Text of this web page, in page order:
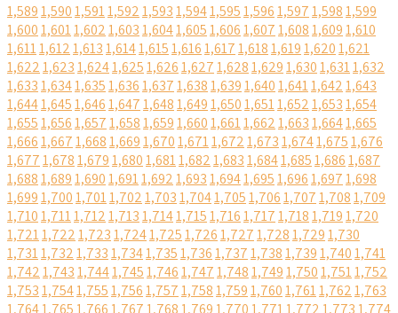
1,5891,5901,5911,5921,5931,5941,5951,5961,5971,5981,599
1,6001,6011,6021,6031,6041,6051,6061,6071,6081,6091,610
1,6111,6121,6131,6141,6151,6161,6171,6181,6191,6201,621
1,6221,6231,6241,6251,6261,6271,6281,6291,6301,6311,632
1,6331,6341,6351,6361,6371,6381,6391,6401,6411,6421,643
1,6441,6451,6461,6471,6481,6491,6501,6511,6521,6531,654
1,6551,6561,6571,6581,6591,6601,6611,6621,6631,6641,665
1,6661,6671,6681,6691,6701,6711,6721,6731,6741,6751,676
1,6771,6781,6791,6801,6811,6821,6831,6841,6851,6861,687
1,6881,6891,6901,6911,6921,6931,6941,6951,6961,6971,698
1,6991,7001,7011,7021,7031,7041,7051,7061,7071,7081,709
1,7101,7111,7121,7131,7141,7151,7161,7171,7181,7191,720
1,7211,7221,7231,7241,7251,7261,7271,7281,7291,730
1,7311,7321,7331,7341,7351,7361,7371,7381,7391,7401,741
1,7421,7431,7441,7451,7461,7471,7481,7491,7501,7511,752
1,7531,7541,7551,7561,7571,7581,7591,7601,7611,7621,763